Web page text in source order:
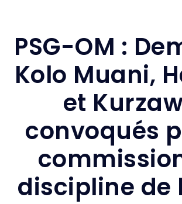
PSG-OM :
Kolo Muani,
et
convoqués
discipline de